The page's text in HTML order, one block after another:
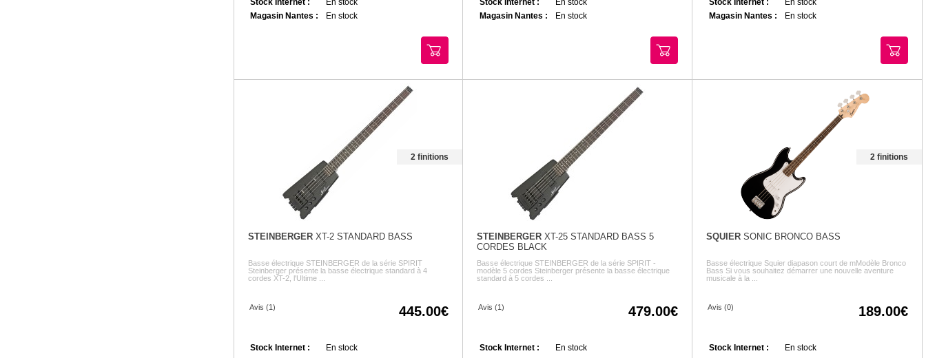
Stock Internet :
En stock
Magasin Nantes :
En stock
Stock Internet :
En stock
Magasin Nantes :
En stock
Stock Internet :
En stock
Magasin Nantes :
En stock
2 finitions
STEINBERGERXT-2 STANDARD BASS
Basse électrique STEINBERGER de la série SPIRIT
Steinberger présente la basse électrique standard à 4
cordes XT-2, l'Ultime ...
Avis (1) 445.00
Stock Internet :
En stock
STEINBERGERXT-25 STANDARD BASS 5
CORDES BLACK
Basse électrique STEINBERGER de la série SPIRIT -
modèle 5 cordes Steinberger présente la basse électrique
standard à 5 cordes ...
Avis (1) 479.00
Stock Internet :
En stock
2 finitions
SQUIER SONIC BRONCO BASS
Basse électrique Squier diapason court de mModèle Bronco
Bass Si vous souhaitez démarrer une nouvelle aventure
musicale à la ...
Avis (0) 189.00
Stock Internet :
En stock